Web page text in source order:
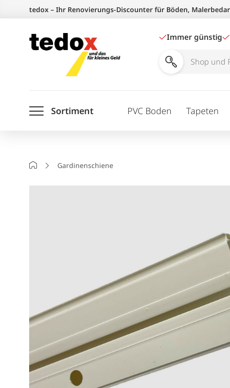
springen
tedox – Ihr Renovierungs-Discounter für Böden,
Immer günstig
Shop
durchsuchen
Sortiment PVC Boden Tapeten
StartseiteGardinenschiene